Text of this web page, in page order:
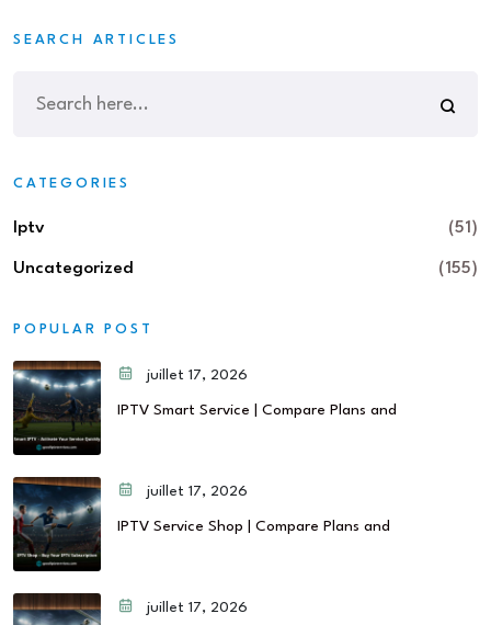
SEARCH ARTICLES
CATEGORIES
Iptv (51)
Uncategorized (155)
POPULAR POST
juillet 17, 2026
IPTV Smart Service | Compare Plans and
juillet 17, 2026
IPTV Service Shop | Compare Plans and
juillet 17, 2026